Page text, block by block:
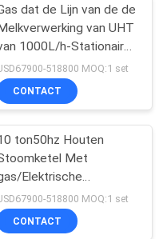
in
dat de Lijn van de de
van UHT
1000L/h-Stationair
Pasteurisatie
518800 MOQ:1 set
CONTACT
ton50hz Houten
Met
Elektrische
518800 MOQ:1 set
CONTACT